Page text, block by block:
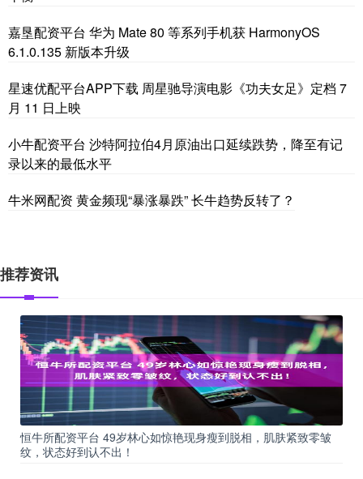
嘉垦配资平台 华为 Mate 80 等系列手机获 HarmonyOS
6.1.0.135 新版本升级
星速优配平台APP下载 周星驰导演电影《功夫女足》定档 7
月 11 日上映
小牛配资平台 沙特阿拉伯4月原油出口延续跌势，降至有记
录以来的最低水平
牛米网配资 黄金频现“暴涨暴跌” 长牛趋势反转了？
推荐资讯
恒牛所配资平台 49岁林心如惊艳现身瘦到脱相，肌肤紧致零皱
纹，状态好到认不出！